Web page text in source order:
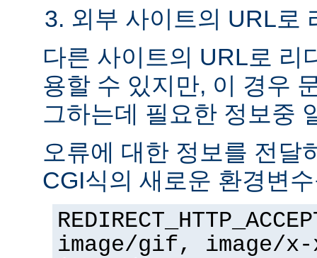
외부 사이트의 URL로
다른 사이트의 URL로 리
용할 수 있지만, 이 경우
그하는데 필요한 정보중
오류에 대한 정보를 전달
CGI식의 새로운 환경변
image/gif, image/x-